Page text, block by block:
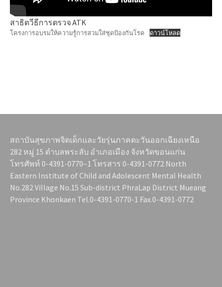
สาธิตวีธีการตรวจ ATK
โครงการอบรมให้ความรู้การสวมใส่ชุดป้องกันโรค ดาวน์โหลด
สถาบันสุขภาพจิตเด็กและวัยรุ่นภาคตะวันออกเฉียงเหนือ
282 หมู่ 15 ตำบลพระลับ อำเภอเมือง จังหวัดขอนแก่น
โทรศัพท์ 0-4391-0770–1 โทรสาร 0-4391-0772 North
Eastern Institute of Child and Adolescent Mental Health
No.282 Village No.15 Sub-district PhraLap District Mueang
Province Khonkaen Tel.0-4391-0770-1 Fax.0-4391-0772